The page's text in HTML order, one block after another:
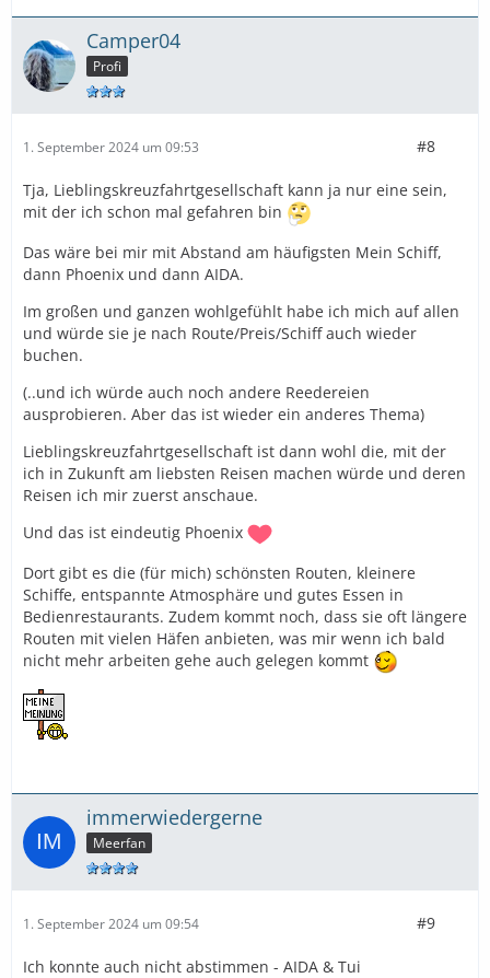
Camper04
Profi
1. September 2024 um 09:53 #8
Tja, Lieblingskreuzfahrtgesellschaft kann ja nur eine sein,
mit der ich schon mal gefahren bin
Das wäre bei mir mit Abstand am häufigsten Mein Schiff,
dann Phoenix und dann AIDA.
Im großen und ganzen wohlgefühlt habe ich mich auf allen
und würde sie je nach Route/Preis/Schiff auch wieder
buchen.
(..und ich würde auch noch andere Reedereien
ausprobieren. Aber das ist wieder ein anderes Thema)
Lieblingskreuzfahrtgesellschaft ist dann wohl die, mit der
ich in Zukunft am liebsten Reisen machen würde und deren
Reisen ich mir zuerst anschaue.
Und das ist eindeutig Phoenix
Dort gibt es die (für mich) schönsten Routen, kleinere
Schiffe, entspannte Atmosphäre und gutes Essen in
Bedienrestaurants. Zudem kommt noch, dass sie oft längere
Routen mit vielen Häfen anbieten, was mir wenn ich bald
nicht mehr arbeiten gehe auch gelegen kommt
immerwiedergerne
Meerfan
1. September 2024 um 09:54 #9
Ich konnte auch nicht abstimmen - AIDA & Tui